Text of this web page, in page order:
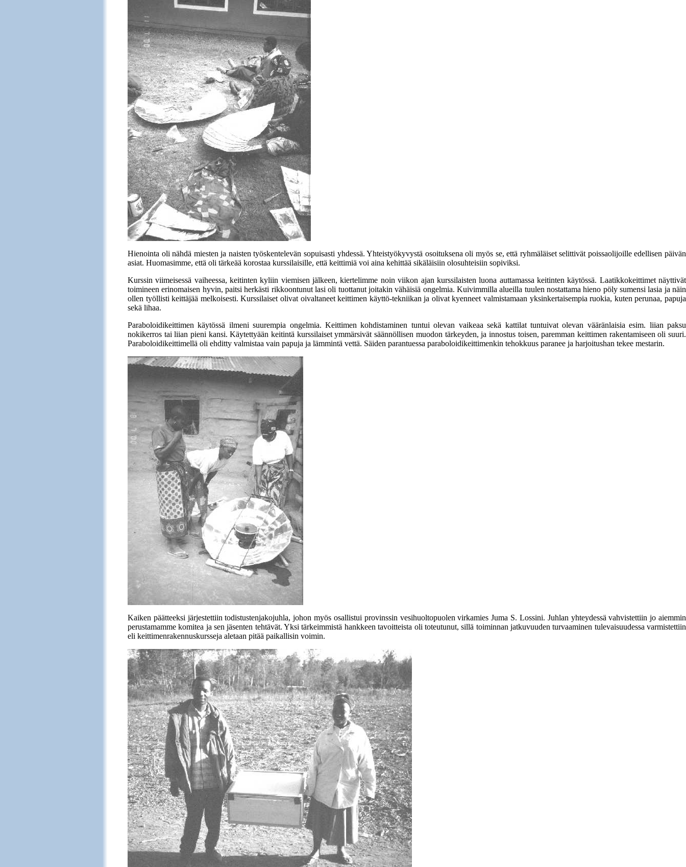
Hienointa oli nähdä miesten ja naisten työskentelevän sopuisasti yhdessä. Yhteistyökyvystä osoituksena oli myös se, että ryhmäläiset selittivät poissaolijoille edellisen päivän
asiat. Huomasimme, että oli tärkeää korostaa kurssilaisille, että keittimiä voi aina kehittää sikäläisiin olosuhteisiin sopiviksi.
Kurssin viimeisessä vaiheessa, keitinten kyliin viemisen jälkeen, kiertelimme noin viikon ajan kurssilaisten luona auttamassa keitinten käytössä. Laatikkokeittimet näyttivät
toimineen erinomaisen hyvin, paitsi herkästi rikkoontunut lasi oli tuottanut joitakin vähäisiä ongelmia. Kuivimmilla alueilla tuulen nostattama hieno pöly sumensi lasia ja näin
ollen työllisti keittäjää melkoisesti. Kurssilaiset olivat oivaltaneet keittimen käyttö-tekniikan ja olivat kyenneet valmistamaan yksinkertaisempia ruokia, kuten perunaa, papuja
sekä lihaa.
Paraboloidikeittimen käytössä ilmeni suurempia ongelmia. Keittimen kohdistaminen tuntui olevan vaikeaa sekä kattilat tuntuivat olevan vääränlaisia esim. liian paksu
nokikerros tai liian pieni kansi. Käytettyään keitintä kurssilaiset ymmärsivät säännöllisen muodon tärkeyden, ja innostus toisen, paremman keittimen rakentamiseen oli suuri.
Paraboloidikeittimellä oli ehditty valmistaa vain papuja ja lämmintä vettä. Säiden parantuessa paraboloidikeittimenkin tehokkuus paranee ja harjoitushan tekee mestarin.
Kaiken päätteeksi järjestettiin todistustenjakojuhla, johon myös osallistui provinssin vesihuoltopuolen virkamies Juma S. Lossini. Juhlan yhteydessä vahvistettiin jo aiemmin
perustamamme komitea ja sen jäsenten tehtävät. Yksi tärkeimmistä hankkeen tavoitteista oli toteutunut, sillä toiminnan jatkuvuuden turvaaminen tulevaisuudessa varmistettiin
eli keittimenrakennuskursseja aletaan pitää paikallisin voimin.